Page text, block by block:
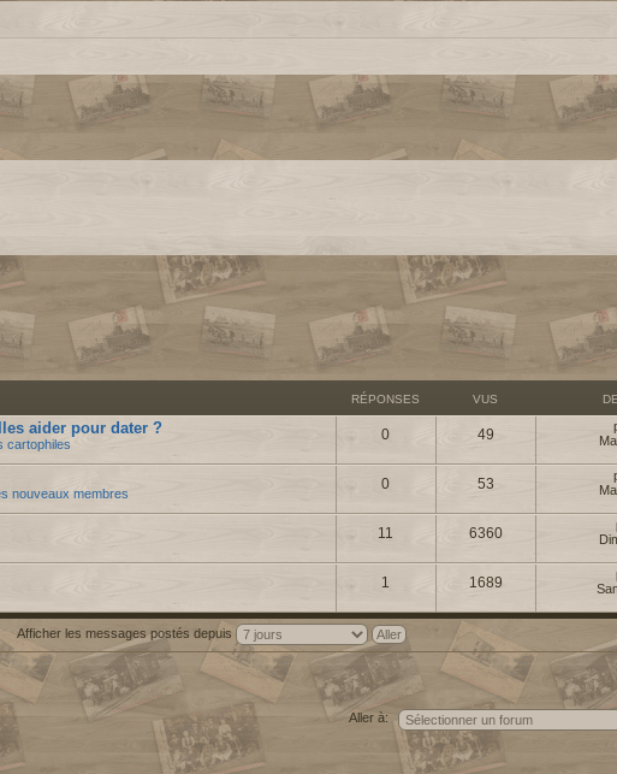
RÉPONSES VUS
aider pour dater ?
cartophiles
0 49
nouveaux membres
0 53
11 6360
1 1689
Afficher les messages postés depuis
Aller à: